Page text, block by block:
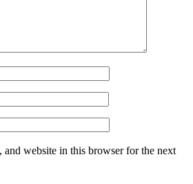
and website in this browser for the next